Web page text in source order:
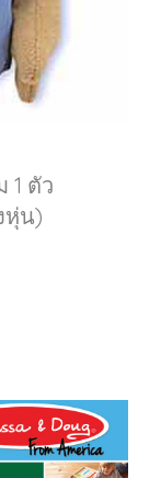
1 ตัว
หุ่น)